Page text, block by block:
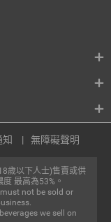
歲以下人士)售賣或供
最高為53%。
not be sold or
we sell on
無障礙聲明